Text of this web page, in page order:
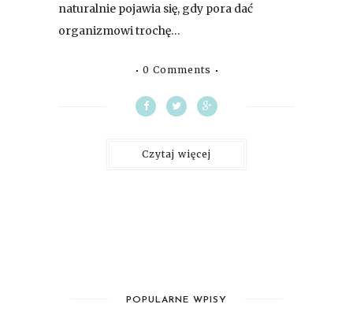
naturalnie pojawia się, gdy pora dać
organizmowi trochę…
0 Comments
Czytaj więcej
POPULARNE WPISY